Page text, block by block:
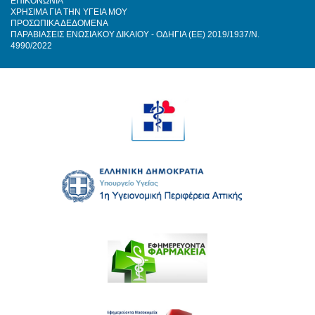
ΧΡΗΣΙΜΑ ΓΙΑ ΤΗΝ ΥΓΕΙΑ ΜΟΥ
ΠΡΟΣΩΠΙΚΑ ΔΕΔΟΜΕΝΑ
ΠΑΡΑΒΙΑΣΕΙΣ ΕΝΩΣΙΑΚΟΥ ΔΙΚΑΙΟΥ - ΟΔΗΓΙΑ (ΕΕ) 2019/1937/Ν.
4990/2022